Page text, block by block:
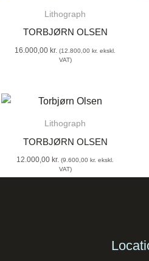
Lithograph
TORBJØRN OLSEN
16.000,00 kr. (12.800,00 kr. ekskl.
VAT)
Lithograph
TORBJØRN OLSEN
12.000,00 kr. (9.600,00 kr. ekskl.
VAT)